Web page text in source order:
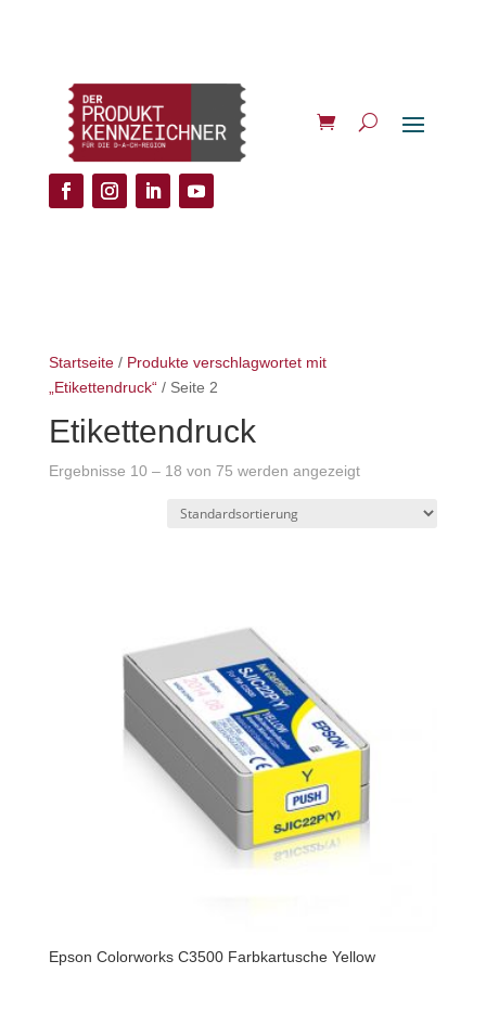
Startseite/ Produkte verschlagwortet mit
„Etikettendruck“/ Seite 2
Etikettendruck
Ergebnisse 10 – 18 von 75 werden angezeigt
Epson Colorworks C3500 Farbkartusche Yellow